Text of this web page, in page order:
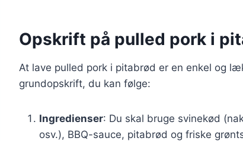
Opskrift på pulled pork i
At lave pulled pork i pitabrød er en enkel og
grundopskrift, du kan følge:
Ingredienser: Du skal bruge svinekød
osv.), BBQ-sauce, pitabrød og friske